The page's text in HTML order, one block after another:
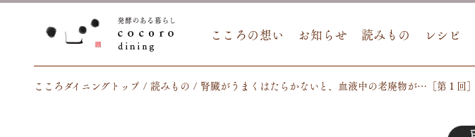
こころの想い お知らせ 読みもの レシピ
こころダイニングトップ 読みもの 腎臓がうまくはたらかないと、血液中の老廃物が…［第１回］